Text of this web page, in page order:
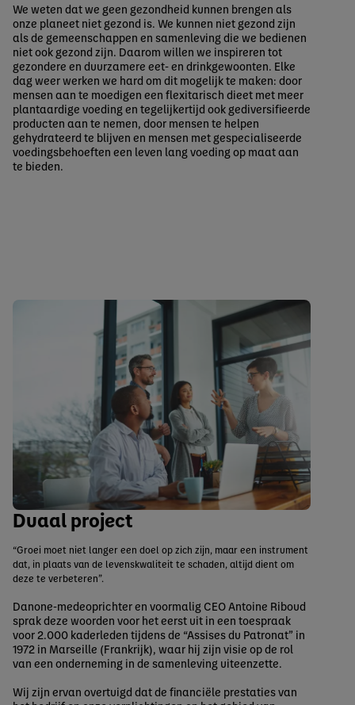
We weten dat we geen gezondheid kunnen brengen als
onze planeet niet gezond is. We kunnen niet gezond zijn
als de gemeenschappen en samenleving die we bedienen
niet ook gezond zijn. Daarom willen we inspireren tot
gezondere en duurzamere eet- en drinkgewoonten. Elke
dag weer werken we hard om dit mogelijk te maken: door
mensen aan te moedigen een flexitarisch dieet met meer
plantaardige voeding en tegelijkertijd ook gediversifieerde
producten aan te nemen, door mensen te helpen
gehydrateerd te blijven en mensen met gespecialiseerde
voedingsbehoeften een leven lang voeding op maat aan
te bieden.
Duaal project
“Groei moet niet langer een doel op zich zijn, maar een instrument
dat, in plaats van de levenskwaliteit te schaden, altijd dient om
deze te verbeteren”.
Danone-medeoprichter en voormalig CEO Antoine Riboud
sprak deze woorden voor het eerst uit in een toespraak
voor 2.000 kaderleden tijdens de “Assises du Patronat” in
1972 in Marseille (Frankrijk), waar hij zijn visie op de rol
van een onderneming in de samenleving uiteenzette.
Wij zijn ervan overtuigd dat de financiële prestaties van